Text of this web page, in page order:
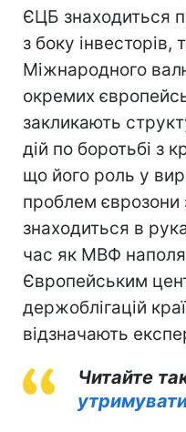
ЄЦБ знаходиться
з боку інвесторів,
Міжнародного
окремих
закликають
дій по боротьбі з
що його роль у
проблем єврозони
знаходиться в
час як МВФ
Європейським
держоблігацій
відзначають
Читайте